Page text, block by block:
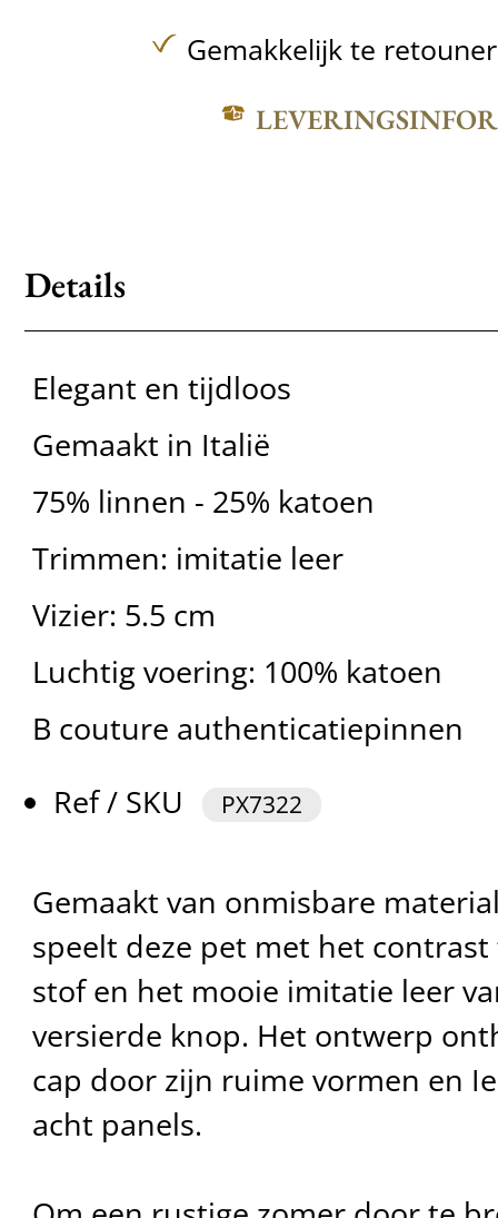
Gemakkelijk te
Details
Elegant en tijdloos
Gemaakt in Italië
75% linnen - 25% katoen
Trimmen: imitatie leer
Vizier: 5.5 cm
Luchtig voering: 100% katoen
B couture authenticatiepinnen
Ref / SKU
PX7322
Gemaakt van onmisbare
speelt deze pet met het
stof en het mooie imitatie leer
versierde knop. Het ontwerp
cap door zijn ruime vormen en
acht panels.